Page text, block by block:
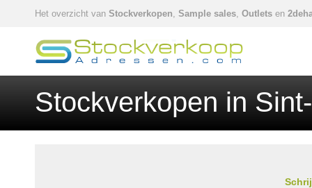
Het overzicht van Stockverkopen, Sample sales, Outlets en
Stockverkopen in